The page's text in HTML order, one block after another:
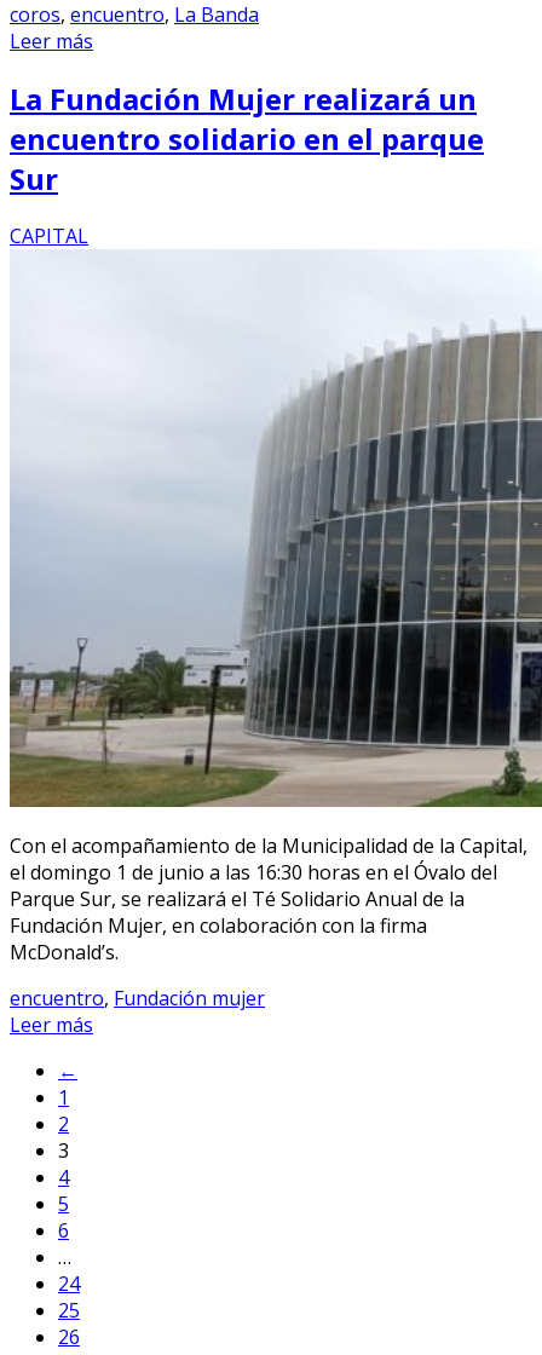
coros, encuentro, La Banda
Leer más
La Fundación Mujer realizará un
encuentro solidario en el parque
Sur
CAPITAL
Con el acompañamiento de la Municipalidad de la Capital,
el domingo 1 de junio a las 16:30 horas en el Óvalo del
Parque Sur, se realizará el Té Solidario Anual de la
Fundación Mujer, en colaboración con la firma
McDonald’s.
encuentro, Fundación mujer
Leer más
←
1
2
3
4
5
6
…
24
25
26